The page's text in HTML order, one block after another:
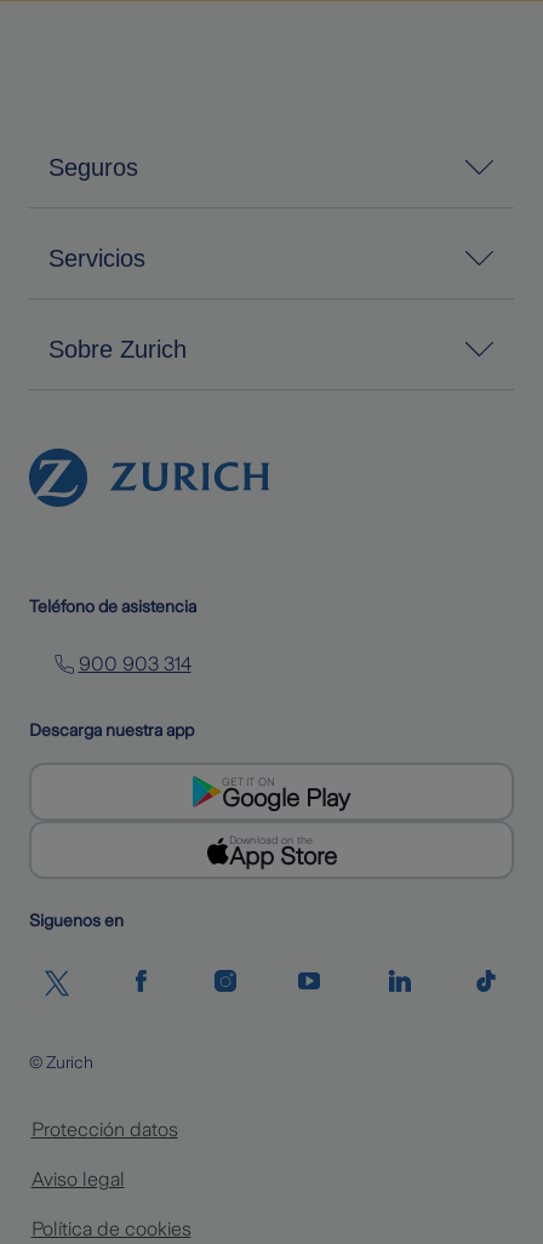
Seguros
Servicios
Sobre Zurich
Teléfono de asistencia
900 903 314
Descarga nuestra app
GET IT ON
Google Play
Download on the
App Store
Siguenos en
Protección datos
Aviso legal
Política de cookies
© Zurich